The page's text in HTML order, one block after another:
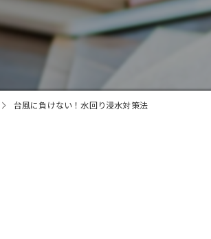
台風に負けない！水回り浸水対策法